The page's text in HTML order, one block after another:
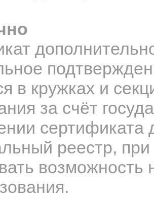
в кружках и
за счёт
сертификата
реестр,
возможность